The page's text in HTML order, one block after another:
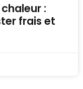
:
frais et